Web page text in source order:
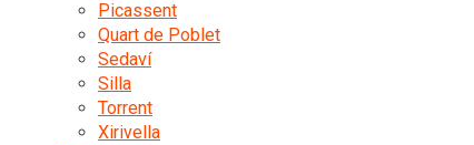
Picassent
Quart de Poblet
Sedaví
Silla
Torrent
Xirivella